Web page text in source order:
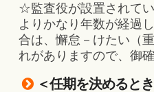
☆監査役が設置されて
よりかなり年数が経過
合は、懈怠－けたい（
れがありますので、御
＜任期を決めると